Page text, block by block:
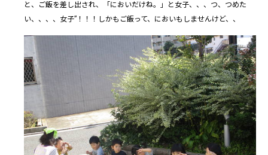
と、ご飯を差し出され、「においだけね。」と女子、、、つ、つめた
い、、、、女子”！！！しかもご飯って、においもしませんけど、、